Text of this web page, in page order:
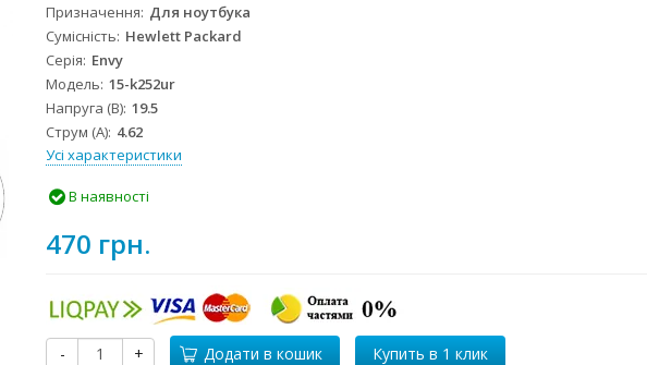
Призначення Для ноутбука
Сумісність Hewlett Packard
Серія Envy
Модель 15-k252ur
Напруга (В) 19.5
Струм (А) 4.62
Усі характеристики
В наявності
470 грн.
- + Додати в кошик